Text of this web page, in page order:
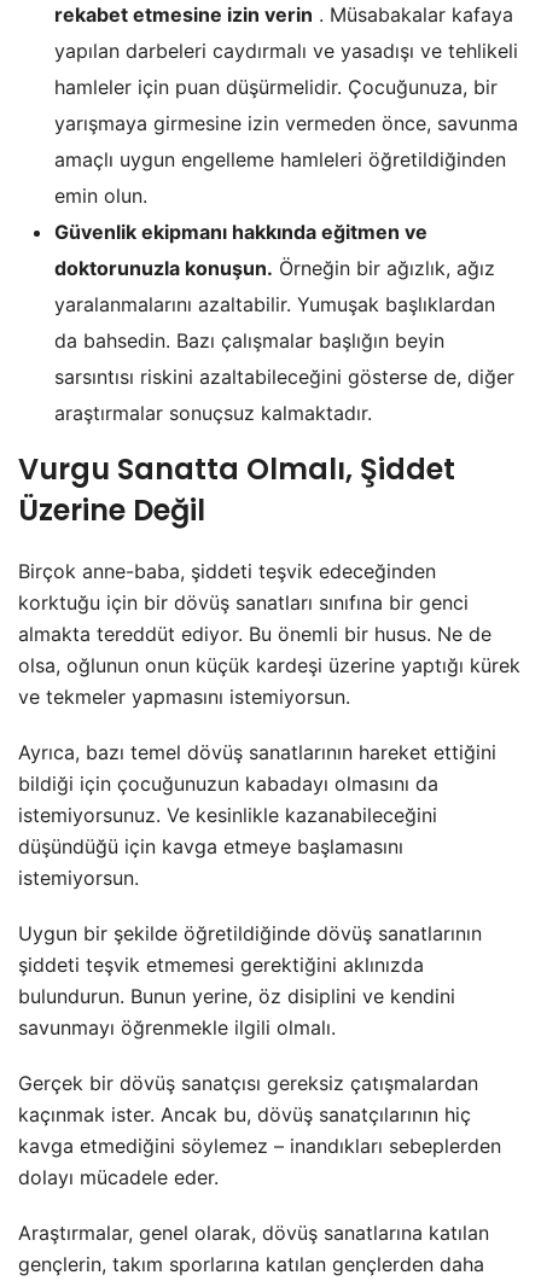
rekabet etmesine izin verin . Müsabakalar kafaya
yapılan darbeleri caydırmalı ve yasadışı ve tehlikeli
hamleler için puan düşürmelidir. Çocuğunuza, bir
yarışmaya girmesine izin vermeden önce, savunma
amaçlı uygun engelleme hamleleri öğretildiğinden
emin olun.
Güvenlik ekipmanı hakkında eğitmen ve
doktorunuzla konuşun. Örneğin bir ağızlık, ağız
yaralanmalarını azaltabilir. Yumuşak başlıklardan
da bahsedin. Bazı çalışmalar başlığın beyin
sarsıntısı riskini azaltabileceğini gösterse de, diğer
araştırmalar sonuçsuz kalmaktadır.
Vurgu Sanatta Olmalı, Şiddet
Üzerine Değil
Birçok anne-baba, şiddeti teşvik edeceğinden
korktuğu için bir dövüş sanatları sınıfına bir genci
almakta tereddüt ediyor. Bu önemli bir husus. Ne de
olsa, oğlunun onun küçük kardeşi üzerine yaptığı kürek
ve tekmeler yapmasını istemiyorsun.
Ayrıca, bazı temel dövüş sanatlarının hareket ettiğini
bildiği için çocuğunuzun kabadayı olmasını da
istemiyorsunuz. Ve kesinlikle kazanabileceğini
düşündüğü için kavga etmeye başlamasını
istemiyorsun.
Uygun bir şekilde öğretildiğinde dövüş sanatlarının
şiddeti teşvik etmemesi gerektiğini aklınızda
bulundurun. Bunun yerine, öz disiplini ve kendini
savunmayı öğrenmekle ilgili olmalı.
Gerçek bir dövüş sanatçısı gereksiz çatışmalardan
kaçınmak ister. Ancak bu, dövüş sanatçılarının hiç
kavga etmediğini söylemez – inandıkları sebeplerden
dolayı mücadele eder.
Araştırmalar, genel olarak, dövüş sanatlarına katılan
gençlerin, takım sporlarına katılan gençlerden daha